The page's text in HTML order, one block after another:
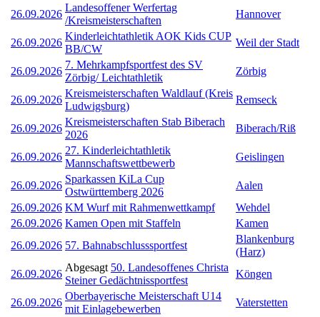
26.09.2026
Landesoffener Werfertag
/Kreismeisterschaften
Hannover
26.09.2026
Kinderleichtathletik AOK Kids CUP
BB/CW
Weil der Stadt
26.09.2026
7. Mehrkampfsportfest des SV
Zörbig/ Leichtathletik
Zörbig
26.09.2026
Kreismeisterschaften Waldlauf (Kreis
Ludwigsburg)
Remseck
26.09.2026
Kreismeisterschaften Stab Biberach
2026
Biberach/Riß
26.09.2026
27. Kinderleichtathletik
Mannschaftswettbewerb
Geislingen
26.09.2026
Sparkassen KiLa Cup
Ostwürttemberg 2026
Aalen
26.09.2026 KM Wurf mit Rahmenwettkampf
Wehdel
26.09.2026 Kamen Open mit Staffeln
Kamen
26.09.2026 57. Bahnabschlusssportfest
Blankenburg
(Harz)
26.09.2026
Abgesagt 50. Landesoffenes Christa
Steiner Gedächtnissportfest
Köngen
26.09.2026
Oberbayerische Meisterschaft U14
mit Einlagebewerben
Vaterstetten